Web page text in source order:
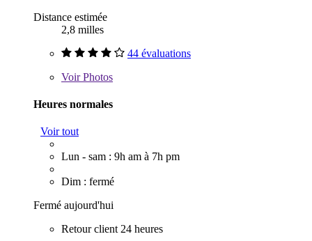
Distance estimée
2,8 milles
44 évaluations
VoirPhotos
Heures normales
Voir tout
Lun - sam : 9h am à 7h pm
Dim : fermé
Fermé aujourd'hui
Retour client 24 heures